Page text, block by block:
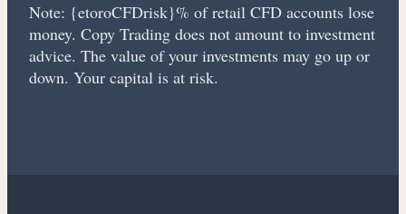
Note: {etoroCFDrisk}% of retail CFD accounts lose
money. Copy Trading does not amount to investment
advice. The value of your investments may go up or
down. Your capital is at risk.